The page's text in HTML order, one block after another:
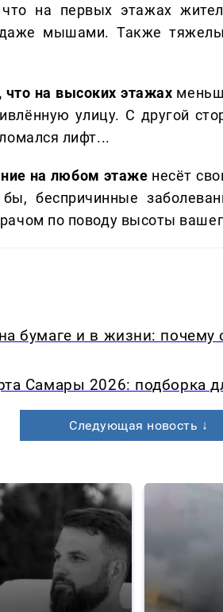
на первых этажах
мышами. Также
на высоких этажах
улицу. С другой
лифт...
на любом этаже несёт
беспричинные
по поводу высоты
бумаге и в жизни:
Самары 2026: подборка
Следующая новость ↓